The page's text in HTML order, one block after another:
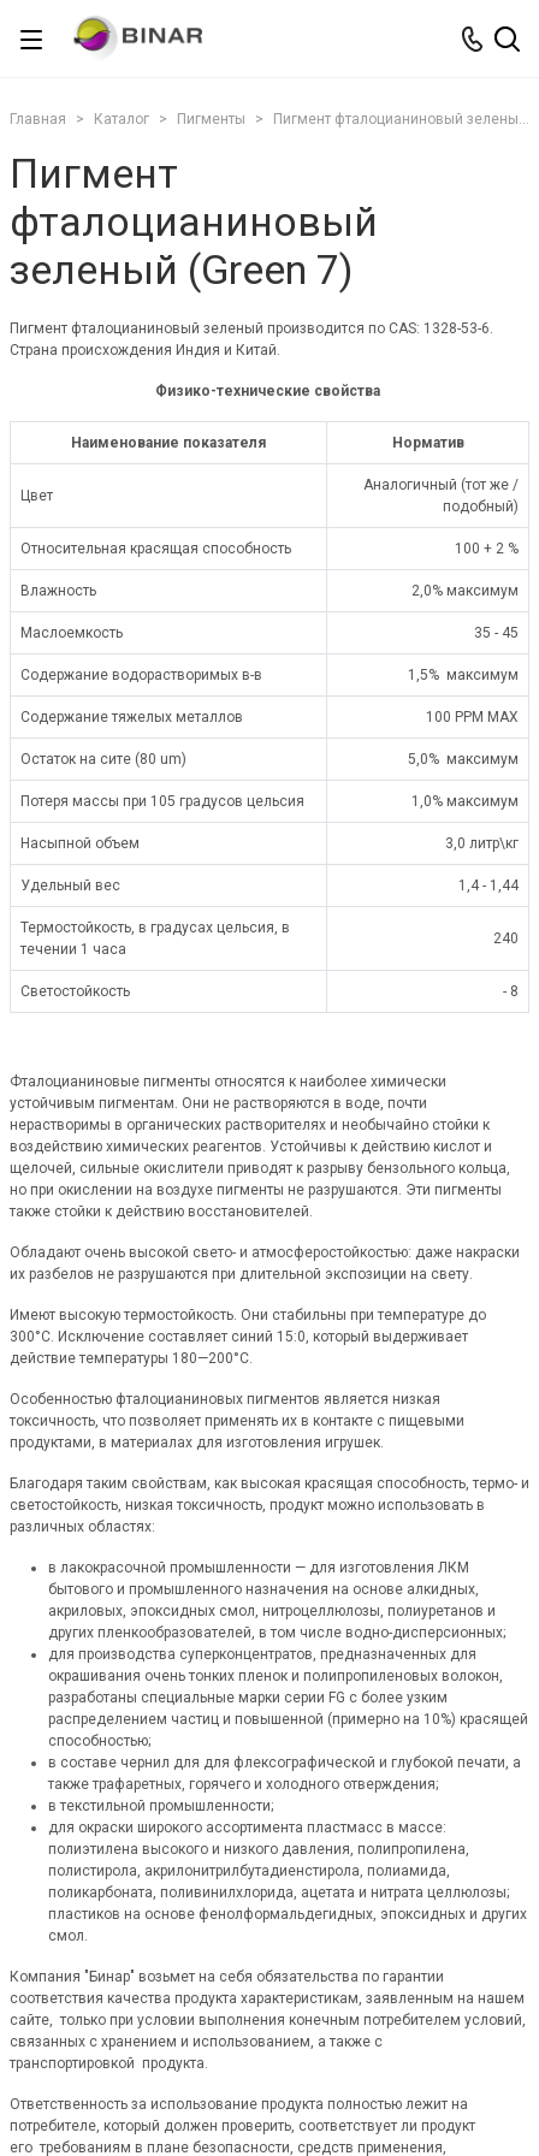
Главная Каталог Пигменты Пигмент фталоцианиновый зеленый (Green 7)
Пигмент
фталоцианиновый
зеленый (Green 7)
Пигмент фталоцианиновый зеленый производится по CAS: 1328-53-6.
Страна происхождения Индия и Китай.
Физико-технические свойства
Наименование показателя Норматив
Цвет
Аналогичный (тот же /
подобный)
Относительная красящая способность 100 + 2 %
Влажность 2,0% максимум
Маслоемкость 35 - 45
Содержание водорастворимых в-в 1,5% максимум
Содержание тяжелых металлов 100 РРМ МАХ
Остаток на сите (80 um) 5,0% максимум
Потеря массы при 105 градусов цельсия 1,0% максимум
Насыпной объем 3,0 литр\кг
Удельный вес 1,4 - 1,44
Термостойкость, в градусах цельсия, в
течении 1 часа
240
Светостойкость - 8
Фталоцианиновые пигменты относятся к наиболее химически
устойчивым пигментам. Они не растворяются в воде, почти
нерастворимы в органических растворителях и необычайно стойки к
воздействию химических реагентов. Устойчивы к действию кислот и
щелочей, сильные окислители приводят к разрыву бензольного кольца,
но при окислении на воздухе пигменты не разрушаются. Эти пигменты
также стойки к действию восстановителей.
Обладают очень высокой свето- и атмосферостойкостью: даже накраски
их разбелов не разрушаются при длительной экспозиции на свету.
Имеют высокую термостойкость. Они стабильны при температуре до
300°С. Исключение составляет синий 15:0, который выдерживает
действие температуры 180—200°С.
Особенностью фталоцианиновых пигментов является низкая
токсичность, что позволяет применять их в контакте с пищевыми
продуктами, в материалах для изготовления игрушек.
Благодаря таким свойствам, как высокая красящая способность, термо- и
светостойкость, низкая токсичность, продукт можно использовать в
различных областях:
в лакокрасочной промышленности — для изготовления ЛКМ
бытового и промышленного назначения на основе алкидных,
акриловых, эпоксидных смол, нитроцеллюлозы, полиуретанов и
других пленкообразователей, в том числе водно-дисперсионных;
для производства суперконцентратов, предназначенных для
окрашивания очень тонких пленок и полипропиленовых волокон,
разработаны специальные марки серии FG с более узким
распределением частиц и повышенной (примерно на 10%) красящей
способностью;
в составе чернил для для флексографической и глубокой печати, а
также трафаретных, горячего и холодного отверждения;
в текстильной промышленности;
для окраски широкого ассортимента пластмасс в массе:
полиэтилена высокого и низкого давления, полипропилена,
полистирола, акрилонитрилбутадиенстирола, полиамида,
поликарбоната, поливинилхлорида, ацетата и нитрата целлюлозы;
пластиков на основе фенолформальдегидных, эпоксидных и других
смол.
Компания "Бинар" возьмет на себя обязательства по гарантии
соответствия качества продукта характеристикам, заявленным на нашем
сайте, только при условии выполнения конечным потребителем условий,
связанных с хранением и использованием, а также с
транспортировкой продукта.
Ответственность за использование продукта полностью лежит на
потребителе, который должен проверить, соответствует ли продукт
его требованиям в плане безопасности, средств применения,